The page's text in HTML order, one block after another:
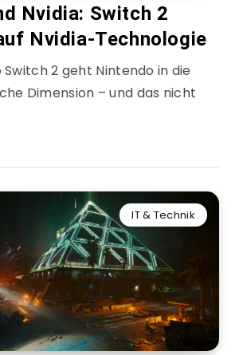
Nvidia: Switch 2
Nvidia-Technologie
2 geht Nintendo in die
Dimension – und das nicht
IT & Technik